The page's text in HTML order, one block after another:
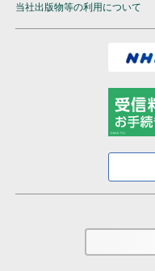
当社出版物等の利用について